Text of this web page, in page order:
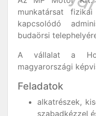
munkatársat
kapcsolódó
budaörsi
A vállalat a
magyarországi
Feladatok
alkatrészek,
szabadkézzel